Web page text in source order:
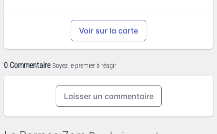
Voir sur la carte
0 Commentaire Soyez le premier à réagir
Laisser un commentaire